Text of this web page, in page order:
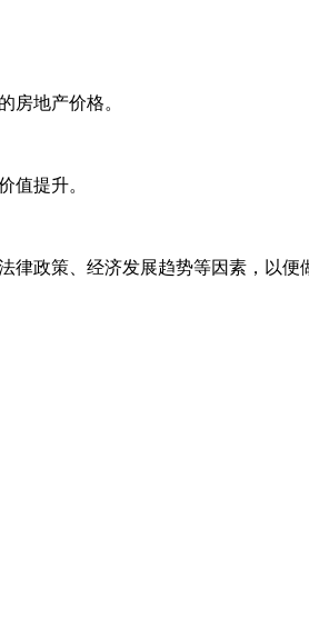
房地产价格。
值提升。
政策、经济发展趋势等因素，以便